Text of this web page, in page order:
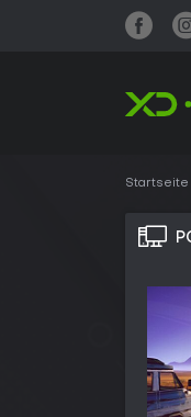
Startseite